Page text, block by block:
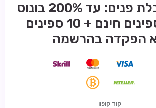
חבילת קבלת פנים: עד 200% בונוס
+ 100 ספינים חינם + 10 ספינים
הפקדה בהרשמה
קוד קופון